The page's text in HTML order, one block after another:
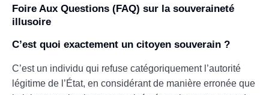
Foire Aux Questions (FAQ) sur la souveraineté
illusoire
C’est quoi exactement un citoyen souverain ?
C’est un individu qui refuse catégoriquement l’autorité
légitime de l’État, en considérant de manière erronée que